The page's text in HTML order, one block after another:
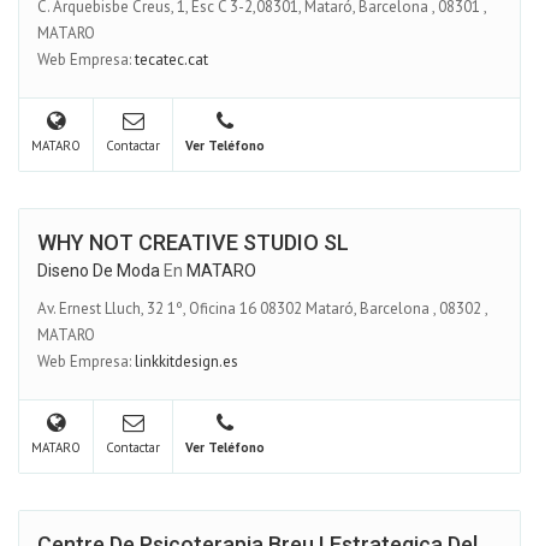
C. Arquebisbe Creus, 1, Esc C 3-2,08301, Mataró, Barcelona , 08301 ,
MATARO
Web Empresa:tecatec.cat
MATARO Contactar Ver Teléfono
WHY NOT CREATIVE STUDIO SL
Diseno De Moda En MATARO
Av. Ernest Lluch, 32 1º, Oficina 16 08302 Mataró, Barcelona , 08302 ,
MATARO
Web Empresa:linkkitdesign.es
MATARO Contactar Ver Teléfono